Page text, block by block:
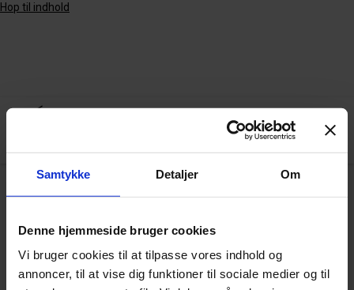
Samtykke Detaljer Om
Denne hjemmeside bruger cookies
Vi bruger cookies til at tilpasse vores indhold og
annoncer, til at vise dig funktioner til sociale medier og til
Hop til indhold
GoMobile